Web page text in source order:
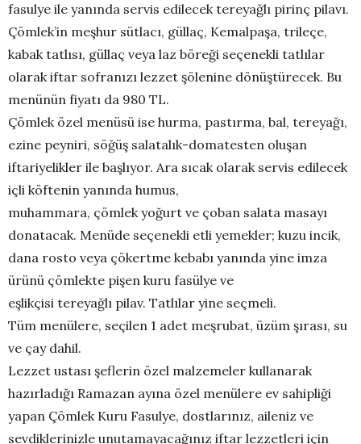
fasulye ile yanında servis edilecek tereyağlı pirinç pilavı.
Çömlek’in meşhur sütlacı, güllaç, Kemalpaşa, trileçe,
kabak tatlısı, güllaç veya laz böreği seçenekli tatlılar
olarak iftar sofranızı lezzet şölenine dönüştürecek. Bu
menünün fiyatı da 980 TL.
Çömlek özel menüsü ise hurma, pastırma, bal, tereyağı,
ezine peyniri, söğüş salatalık-domatesten oluşan
iftariyelikler ile başlıyor. Ara sıcak olarak servis edilecek
içli köftenin yanında humus,
muhammara, çömlek yoğurt ve çoban salata masayı
donatacak. Menüde seçenekli etli yemekler; kuzu incik,
dana rosto veya çökertme kebabı yanında yine imza
ürünü çömlekte pişen kuru fasülye ve
eşlikçisi tereyağlı pilav. Tatlılar yine seçmeli.
Tüm menülere, seçilen 1 adet meşrubat, üzüm şırası, su
ve çay dahil.
Lezzet ustası şeflerin özel malzemeler kullanarak
hazırladığı Ramazan ayına özel menülere ev sahipliği
yapan Çömlek Kuru Fasulye, dostlarınız, aileniz ve
sevdiklerinizle unutamayacağınız iftar lezzetleri için